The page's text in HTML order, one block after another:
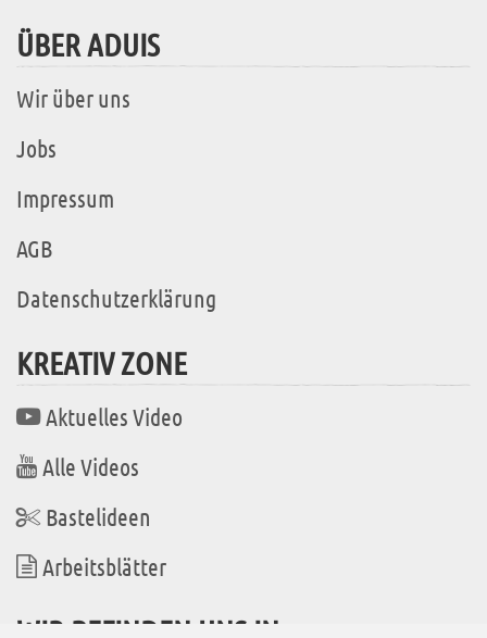
ÜBER ADUIS
Wir über uns
Jobs
Impressum
AGB
Datenschutzerklärung
KREATIV ZONE
Aktuelles Video
Alle Videos
Bastelideen
Arbeitsblätter